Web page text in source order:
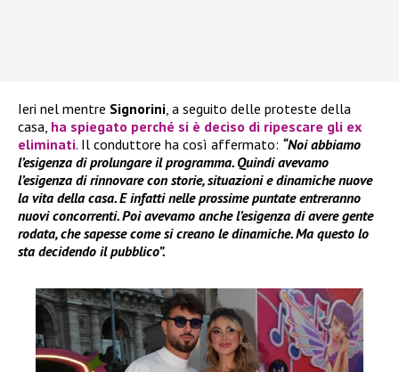
Ieri nel mentre Signorini, a seguito delle proteste della
casa, ha spiegato perché si è deciso di ripescare gli ex
eliminati. Il conduttore ha così affermato: “Noi abbiamo
l’esigenza di prolungare il programma. Quindi avevamo
l’esigenza di rinnovare con storie, situazioni e dinamiche nuove
la vita della casa. E infatti nelle prossime puntate entreranno
nuovi concorrenti. Poi avevamo anche l’esigenza di avere gente
rodata, che sapesse come si creano le dinamiche. Ma questo lo
sta decidendo il pubblico”.